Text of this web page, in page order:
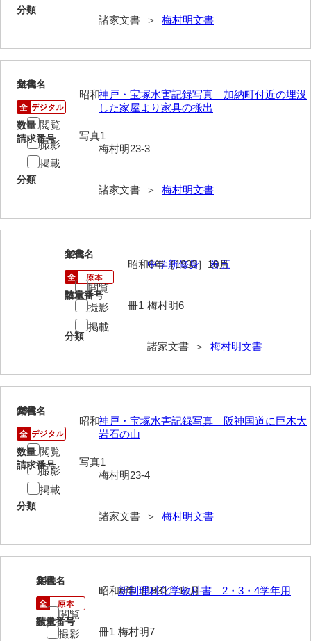
堅田家文書（山口市）
堅田家文書（山口市２）
片山家文書（下関市豊浦）
月輪寺文書
桂家文書（宇部市1）
桂家文書（宇部市2）
桂家文書（下関市長府）
桂家文書（大阪市）
門井家文書
金谷家文書
金子家文書
兼田家文書
上矢田井手文書
賀屋家文書
河北家文書
分類
諸家文書 ＞ 梅村明文書
11
文書名
神戸・宝塚水害記録写真 加納町付近の埋没
した家屋より家具の搬出
請求番号
梅村明23-3
分類
諸家文書 ＞ 梅村明文書
年代
昭和
数量
写真1
閲覧
撮影
掲載
12
文書名
中学新修身 巻五
請求番号
梅村明6
分類
諸家文書 ＞ 梅村明文書
年代
昭和8年［1933］10月
数量
冊1
閲覧
撮影
掲載
13
文書名
神戸・宝塚水害記録写真 阪神国道に巨木大
岩石の山
請求番号
梅村明23-4
分類
諸家文書 ＞ 梅村明文書
年代
昭和
数量
写真1
閲覧
撮影
掲載
14
文書名
新制理科化学教科書 2・3・4学年用
請求番号
梅村明7
年代
昭和6年［1931］11月
数量
冊1
閲覧
撮影